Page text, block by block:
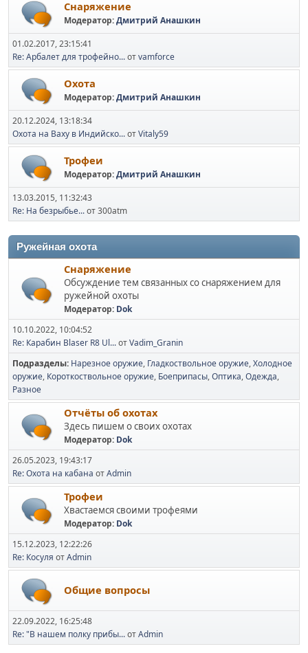
Снаряжение
Модератор:Дмитрий Анашкин
01.02.2017, 23:15:41
Re: Арбалет для трофейно...отvamforce
Охота
Модератор:Дмитрий Анашкин
20.12.2024, 13:18:34
Охота на Ваху в Индийско...отVitaly59
Трофеи
Модератор:Дмитрий Анашкин
13.03.2015, 11:32:43
Re: На безрыбье...от 300atm
Ружейная охота
Снаряжение
Обсуждение тем связанных со снаряжением для
ружейной охоты
Модератор: Dok
10.10.2022, 10:04:52
Re: Карабин Blaser R8 Ul...отVadim_Granin
Подразделы Нарезное оружие Гладкоствольное оружие Холодное
оружие Короткоствольное оружие Боеприпасы Оптика Одежда
Разное
Отчёты об охотах
Здесь пишем о своих охотах
Модератор: Dok
26.05.2023, 19:43:17
Re: Охота на кабана отAdmin
Трофеи
Хвастаемся своими трофеями
Модератор: Dok
15.12.2023, 12:22:26
Re: Косуля отAdmin
Общие вопросы
22.09.2022, 16:25:48
Re: "В нашем полку прибы...отAdmin